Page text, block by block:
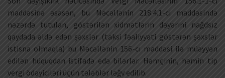
maddəsinə əsasən, bu Məcəllənin 218.4.1-ci maddəsində
nəzərdə tutulan, göstərilən xidmətlərin dəyərini nağdsız
qaydada əldə edən şəxslər (taksi fəaliyyəti göstərən şəxslər
istisna olmaqla) bu Məcəllənin 156-cı maddəsi ilə müəyyən
edilən hüquqdan istifadə edə bilərlər. Həmçinin, həmin tip
vergi ödəyiciləri üçün tələblər ləğv edilib.